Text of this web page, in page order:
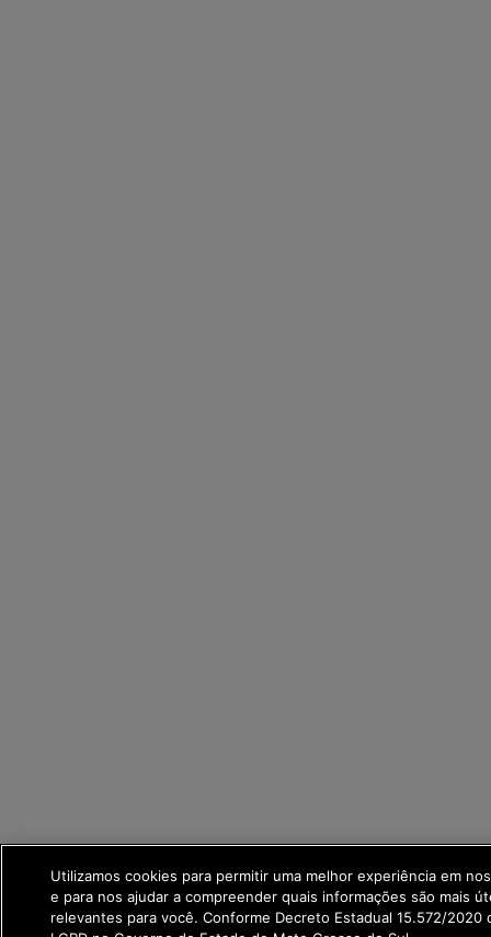
Utilizamos cookies para permitir uma melhor experiência em
e para nos ajudar a compreender quais informações são mais
relevantes para você. Conforme Decreto Estadual 15.572/2020